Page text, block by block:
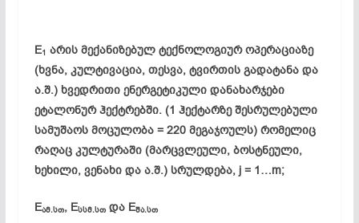
E1 არის მექანიზებულ ტექნოლოგიურ ოპერაციაზე
(ხვნა, კულტივაცია, თესვა, ტვირთის გადატანა და
ა.შ.) ხვედრითი ენერგეტიკული დანახარჯები
ეტალონურ ჰექტრებში. (1 ჰექტარზე შესრულებული
სამუშაოს მოცულობა = 220 მეგაჯოულს) რომელიც
რაღაც კულტურაში (მარცვლეული, ბოსტნეული,
ხეხილი, ვენახი და ა.შ.) სრულდება, j = 1…m;
Eამ.სთ, Eსსმ.სთდა Eშა.სთ